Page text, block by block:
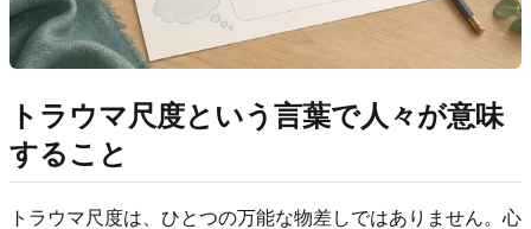
トラウマ尺度という言葉で人々が意味
すること
トラウマ尺度は、ひとつの万能な物差しではありません。心